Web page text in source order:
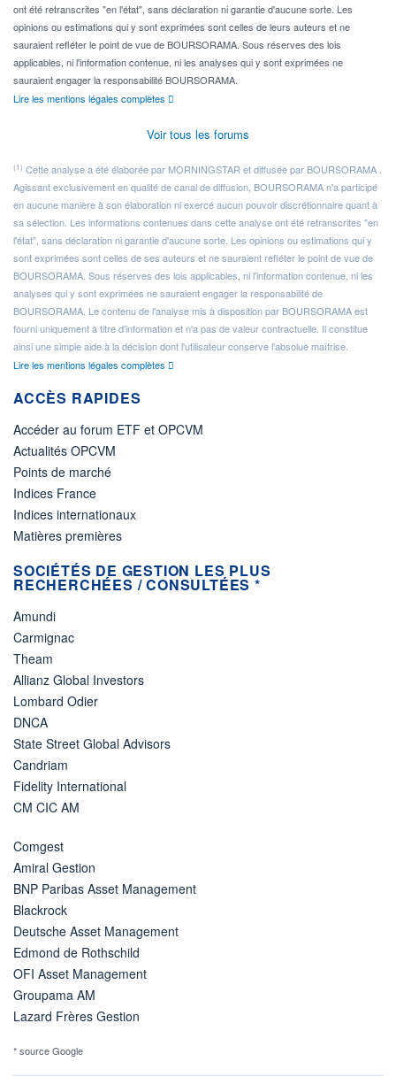
ont été retranscrites "en l'état", sans déclaration ni garantie d'aucune sorte. Les
opinions ou estimations qui y sont exprimées sont celles de leurs auteurs et ne
sauraient refléter le point de vue de BOURSORAMA. Sous réserves des lois
applicables, ni l'information contenue, ni les analyses qui y sont exprimées ne
sauraient engager la responsabilité BOURSORAMA.
Lire les mentions légales complètes
Voir tous les forums
(1) Cette analyse a été élaborée par MORNINGSTAR et diffusée par BOURSORAMA .
Agissant exclusivement en qualité de canal de diffusion, BOURSORAMA n'a participé
en aucune manière à son élaboration ni exercé aucun pouvoir discrétionnaire quant à
sa sélection. Les informations contenues dans cette analyse ont été retranscrites "en
l'état", sans déclaration ni garantie d'aucune sorte. Les opinions ou estimations qui y
sont exprimées sont celles de ses auteurs et ne sauraient refléter le point de vue de
BOURSORAMA. Sous réserves des lois applicables, ni l'information contenue, ni les
analyses qui y sont exprimées ne sauraient engager la responsabilité de
BOURSORAMA. Le contenu de l'analyse mis à disposition par BOURSORAMA est
fourni uniquement à titre d'information et n'a pas de valeur contractuelle. Il constitue
ainsi une simple aide à la décision dont l'utilisateur conserve l'absolue maîtrise.
Lire les mentions légales complètes
ACCÈS RAPIDES
Accéder au forum ETF et OPCVM
Actualités OPCVM
Points de marché
Indices France
Indices internationaux
Matières premières
SOCIÉTÉS DE GESTION LES PLUS
RECHERCHÉES / CONSULTÉES *
Amundi
Carmignac
Theam
Allianz Global Investors
Lombard Odier
DNCA
State Street Global Advisors
Candriam
Fidelity International
CM CIC AM
Comgest
Amiral Gestion
BNP Paribas Asset Management
Blackrock
Deutsche Asset Management
Edmond de Rothschild
OFI Asset Management
Groupama AM
Lazard Frères Gestion
* source Google